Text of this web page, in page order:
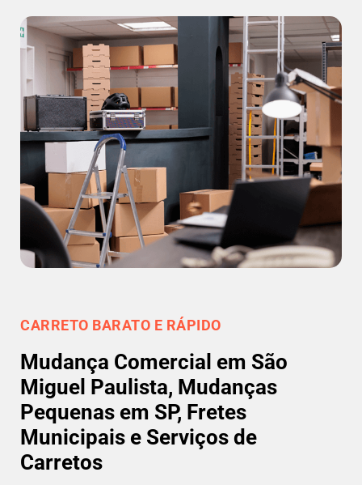
CARRETO BARATO E RÁPIDO
Mudança Comercial em São
Miguel Paulista, Mudanças
Pequenas em SP, Fretes
Municipais e Serviços de
Carretos